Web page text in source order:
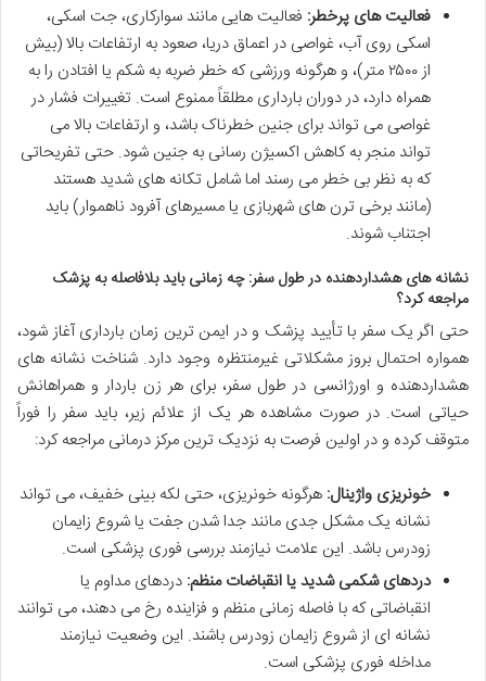
فعالیت های پرخطر: فعالیت هایی مانند سوارکاری، جت اسکی،
اسکی روی آب، غواصی در اعماق دریا، صعود به ارتفاعات بالا (بیش
از ۲۵۰۰ متر)، و هرگونه ورزشی که خطر ضربه به شکم یا افتادن را به
همراه دارد، در دوران بارداری مطلقاً ممنوع است. تغییرات فشار در
غواصی می تواند برای جنین خطرناک باشد، و ارتفاعات بالا می
تواند منجر به کاهش اکسیژن رسانی به جنین شود. حتی تفریحاتی
که به نظر بی خطر می رسند اما شامل تکانه های شدید هستند
(مانند برخی ترن های شهربازی یا مسیرهای آفرود ناهموار) باید
اجتناب شوند.
نشانه های هشداردهنده در طول سفر: چه زمانی باید بلافاصله به پزشک
مراجعه کرد؟
حتی اگر یک سفر با تأیید پزشک و در ایمن ترین زمان بارداری آغاز شود،
همواره احتمال بروز مشکلاتی غیرمنتظره وجود دارد. شناخت نشانه های
هشداردهنده و اورژانسی در طول سفر، برای هر زن باردار و همراهانش
حیاتی است. در صورت مشاهده هر یک از علائم زیر، باید سفر را فوراً
متوقف کرده و در اولین فرصت به نزدیک ترین مرکز درمانی مراجعه کرد:
خونریزی واژینال: هرگونه خونریزی، حتی لکه بینی خفیف، می تواند
نشانه یک مشکل جدی مانند جدا شدن جفت یا شروع زایمان
زودرس باشد. این علامت نیازمند بررسی فوری پزشکی است.
دردهای شکمی شدید یا انقباضات منظم: دردهای مداوم یا
انقباضاتی که با فاصله زمانی منظم و فزاینده رخ می دهند، می توانند
نشانه ای از شروع زایمان زودرس باشند. این وضعیت نیازمند
مداخله فوری پزشکی است.